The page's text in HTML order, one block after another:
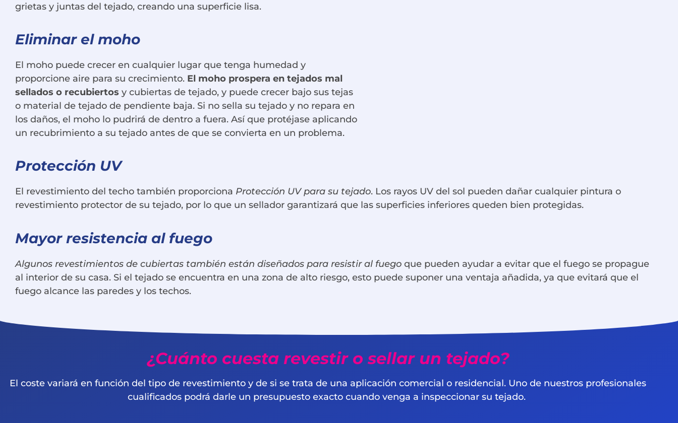
grietas y juntas del tejado, creando una superficie lisa.
Eliminar el moho
El moho puede crecer en cualquier lugar que tenga humedad y
proporcione aire para su crecimiento. El moho prospera en tejados mal
sellados o recubiertos y cubiertas de tejado, y puede crecer bajo sus tejas
o material de tejado de pendiente baja. Si no sella su tejado y no repara en
los daños, el moho lo pudrirá de dentro a fuera. Así que protéjase aplicando
un recubrimiento a su tejado antes de que se convierta en un problema.
Protección UV
El revestimiento del techo también proporciona Protección UV para su tejado. Los rayos UV del sol pueden dañar cualquier pintura o
revestimiento protector de su tejado, por lo que un sellador garantizará que las superficies inferiores queden bien protegidas.
Mayor resistencia al fuego
Algunos revestimientos de cubiertas también están diseñados para resistir al fuego que pueden ayudar a evitar que el fuego se propague
al interior de su casa. Si el tejado se encuentra en una zona de alto riesgo, esto puede suponer una ventaja añadida, ya que evitará que el
fuego alcance las paredes y los techos.
¿Cuánto cuesta revestir o sellar un tejado?
El coste variará en función del tipo de revestimiento y de si se trata de una aplicación comercial o residencial. Uno de nuestros profesionales
cualificados podrá darle un presupuesto exacto cuando venga a inspeccionar su tejado.